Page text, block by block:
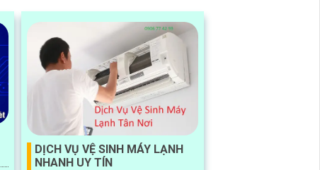
DỊCH VỤ VỆ SINH MÁY LẠNH
NHANH UY TÍN